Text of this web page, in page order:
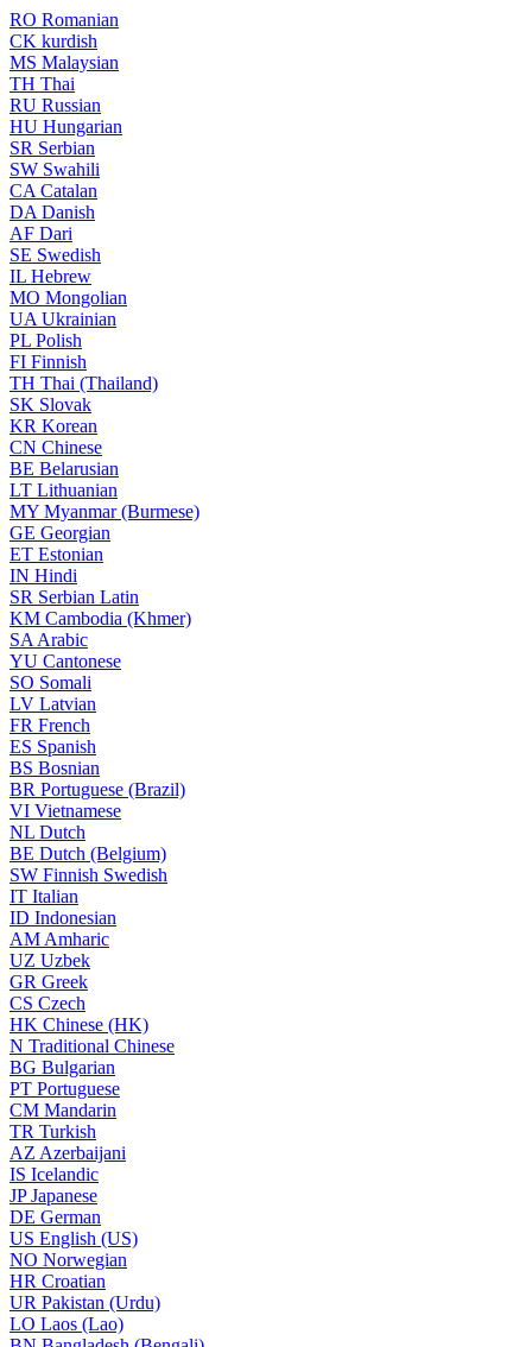
RO Romanian
CK kurdish
MS Malaysian
TH Thai
RU Russian
HU Hungarian
SR Serbian
SW Swahili
CA Catalan
DA Danish
AF Dari
SE Swedish
IL Hebrew
MO Mongolian
UA Ukrainian
PL Polish
FI Finnish
TH Thai (Thailand)
SK Slovak
KR Korean
CN Chinese
BE Belarusian
LT Lithuanian
MY Myanmar (Burmese)
GE Georgian
ET Estonian
IN Hindi
SR Serbian Latin
KM Cambodia (Khmer)
SA Arabic
YU Cantonese
SO Somali
LV Latvian
FR French
ES Spanish
BS Bosnian
BR Portuguese (Brazil)
VI Vietnamese
NL Dutch
BE Dutch (Belgium)
SW Finnish Swedish
IT Italian
ID Indonesian
AM Amharic
UZ Uzbek
GR Greek
CS Czech
HK Chinese (HK)
N Traditional Chinese
BG Bulgarian
PT Portuguese
CM Mandarin
TR Turkish
AZ Azerbaijani
IS Icelandic
JPJapanese
DE German
US English (US)
NO Norwegian
HR Croatian
UR Pakistan (Urdu)
LO Laos (Lao)